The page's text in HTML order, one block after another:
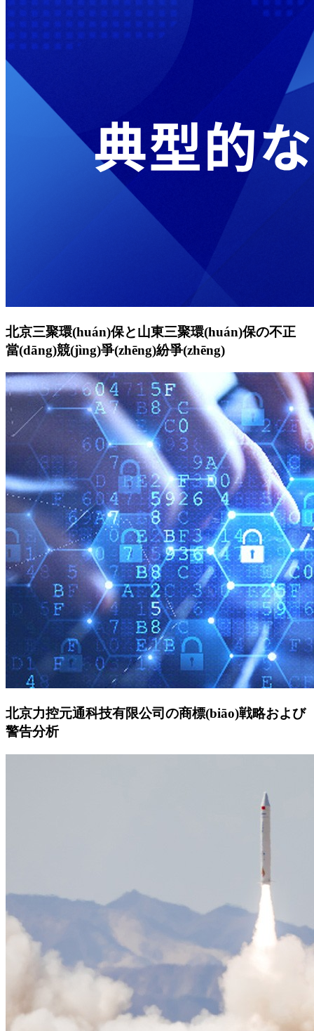
北京三聚環(huán)保と山東三聚環(huán)保の不正
當(dāng)競(jìng)爭(zhēng)紛爭(zhēng)
北京力控元通科技有限公司の商標(biāo)戦略および
警告分析